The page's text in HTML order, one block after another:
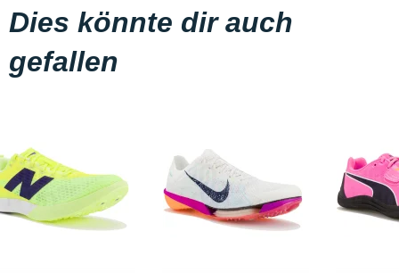
Dies könnte dir auch
gefallen